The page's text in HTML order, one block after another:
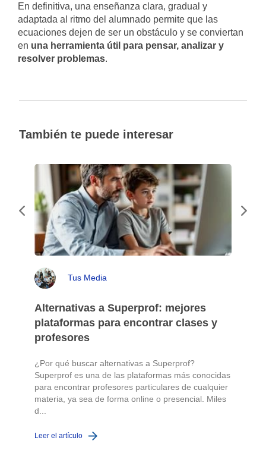
En definitiva, una enseñanza clara, gradual y
adaptada al ritmo del alumnado permite que las
ecuaciones dejen de ser un obstáculo y se conviertan
en una herramienta útil para pensar, analizar y
resolver problemas.
También te puede interesar
Tus Media
Alternativas a Superprof: mejores
plataformas para encontrar clases y
profesores
¿Por qué buscar alternativas a Superprof?
Superprof es una de las plataformas más conocidas
para encontrar profesores particulares de cualquier
materia, ya sea de forma online o presencial. Miles
d...
Leer el artículo